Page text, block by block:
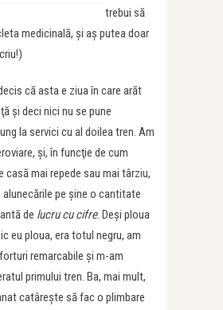
trebui să
medicinală, şi aş putea doar
că asta e ziua în care arăt
şi deci nici nu se pune
la servici cu al doilea tren. Am
şi, în funcţie de cum
casă mai repede sau mai târziu,
alunecările pe şine o cantitate
de lucru cu cifre. Deşi ploua
eu ploua, era totul negru, am
remarcabile şi m-am
primului tren. Ba, mai mult,
catâreşte să fac o plimbare